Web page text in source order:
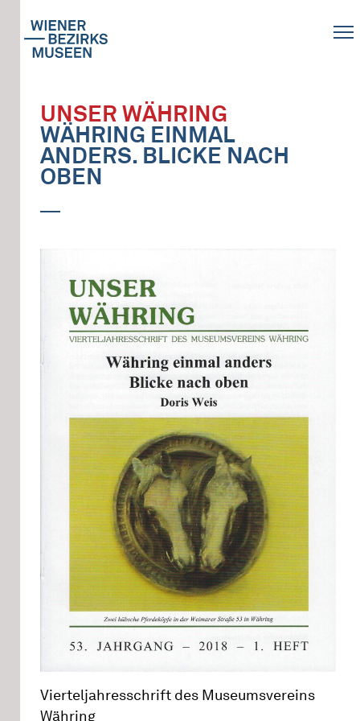
UNSER WÄHRING
WÄHRING EINMAL
ANDERS. BLICKE NACH
OBEN
Vierteljahresschrift des Museumsvereins
Währing